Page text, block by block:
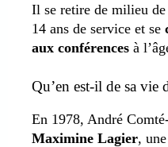
Il se retire de milieu de
14 ans de service et se
aux conférences à
Qu’en est-il de sa vie
En 1978, André
Maximine Lagier,